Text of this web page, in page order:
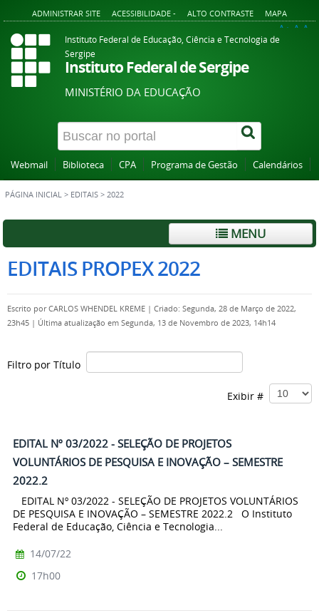
ADMINISTRAR SITE ACESSIBILIDADE - ALTO CONTRASTE MAPA
A+ A A-
Instituto Federal de Educação, Ciência e Tecnologia de
Sergipe
Instituto Federal de Sergipe
MINISTÉRIO DA EDUCAÇÃO
Webmail Biblioteca CPA Programa de Gestão Calendários
PÁGINA INICIAL > EDITAIS > 2022
MENU
EDITAIS PROPEX 2022
Escrito porCARLOS WHENDEL KREME | Criado: Segunda, 28 de Março de 2022,
23h45 | Última atualização em Segunda, 13 de Novembro de 2023, 14h14
Filtro por Título
Exibir #
EDITAL Nº 03/2022 - SELEÇÃO DE PROJETOS
VOLUNTÁRIOS DE PESQUISA E INOVAÇÃO – SEMESTRE
2022.2
EDITAL Nº 03/2022 - SELEÇÃO DE PROJETOS VOLUNTÁRIOS
DE PESQUISA E INOVAÇÃO – SEMESTRE 2022.2 O Instituto
Federal de Educação, Ciência e Tecnologia...
14/07/22
17h00